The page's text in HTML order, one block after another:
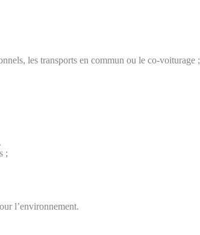
les transports en commun ou le co-voiturage ;
;
l’environnement.